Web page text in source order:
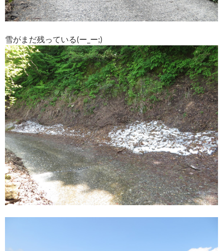
雪がまだ残っている(ー_ー;)